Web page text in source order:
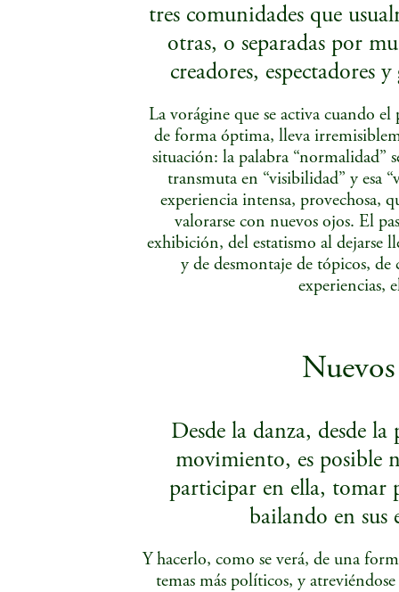
tres comunidades que
otras, o separadas por
creadores, espectadores
La vorágine que se activa cuando
de forma óptima, lleva
situación: la palabra “normalidad”
transmuta en “visibilidad” y esa
experiencia intensa, provechosa,
valorarse con nuevos ojos. El
exhibición, del estatismo al dejarse
y de desmontaje de tópicos, de
experiencias,
Desde la danza, desde la
movimiento, es posible
participar en ella, tomar
bailando en sus
Y hacerlo, como se verá, de una
temas más políticos, y